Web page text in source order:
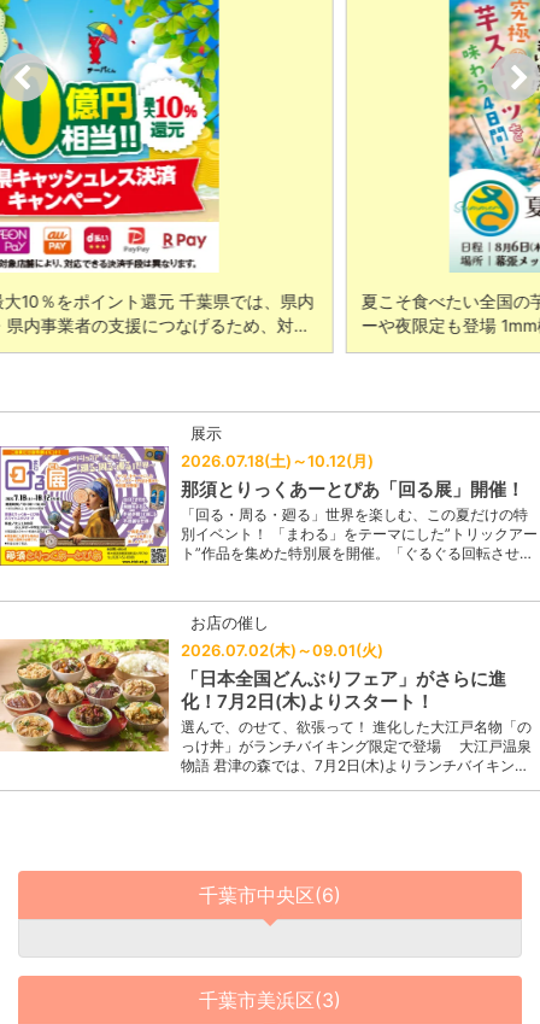
県内
、対…
夏こそ食べたい全国の芋スイーツが集結！ 全店考案の新
ーや夜限定も登場 1mm極細のモンブランソフトやアイ
展示
2026.07.18(土)～10.12(月)
那須とりっくあーとぴあ「回る展」開催！
「回る・周る・廻る」世界を楽しむ、この夏だけの特
別イベント！ 「まわる」をテーマにした”トリックアー
ト”作品を集めた特別展を開催。「ぐるぐる回転させ…
お店の催し
2026.07.02(木)～09.01(火)
「日本全国どんぶりフェア」がさらに進
化！7月2日(木)よりスタート！
選んで、のせて、欲張って！ 進化した大江戸名物「の
っけ丼」がランチバイキング限定で登場 大江戸温泉
物語 君津の森では、7月2日(木)よりランチバイキン…
千葉市中央区(6)
千葉市美浜区(3)